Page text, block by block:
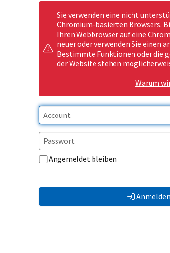
Sie verwenden eine nicht
Chromium-basierten Browsers.
Ihren Webbrowser auf eine
neuer oder verwenden Sie einen
Bestimmte Funktionen oder die
der Website stehen
Warum
Angemeldet bleiben
Anmelden